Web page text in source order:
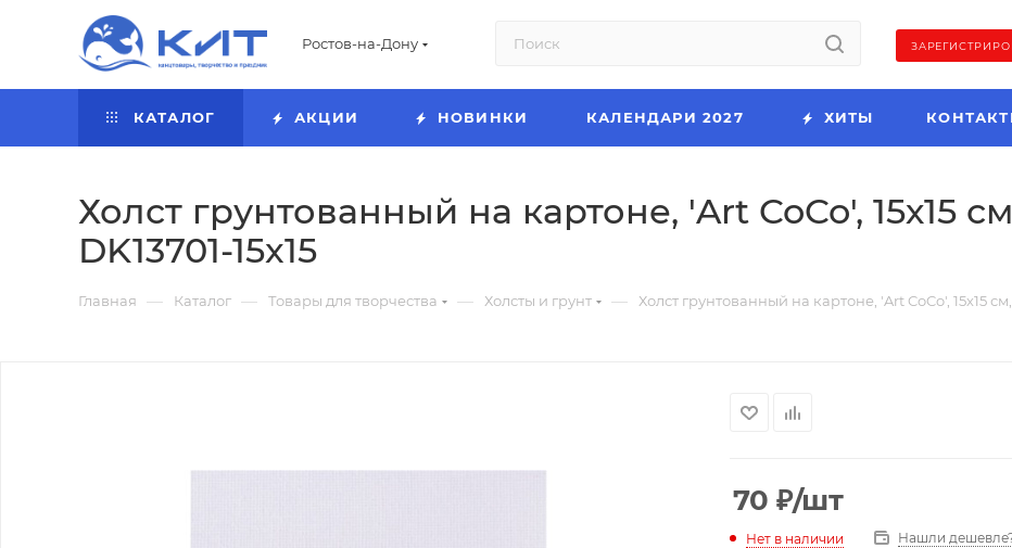
Ростов-на-Дону
КАТАЛОГ АКЦИИ НОВИНКИ КАЛЕНДАРИ 2027 ХИТЫ
Холст грунтованный на картоне, 'Art CoCo', 15х15
DK13701-15x15
Главная — Каталог — Товары для творчества — Холсты и грунт — Холст грунтованный на картоне, 'Art CoCo', 15х15
70 ₽/шт
Нет в наличии Нашли